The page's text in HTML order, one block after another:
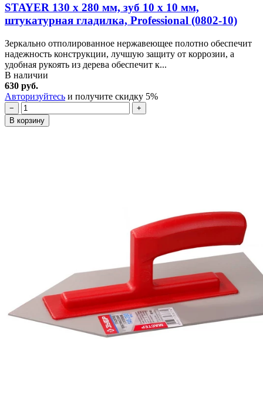
STAYER 130 х 280 мм, зуб 10 х 10 мм,
штукатурная гладилка, Professional (0802-10)
Зеркально отполированное нержавеющее полотно обеспечит
надежность конструкции, лучшую защиту от коррозии, а
удобная рукоять из дерева обеспечит к...
В наличии
630 руб.
Авторизуйтесь и получите скидку 5%
−
+
В корзину